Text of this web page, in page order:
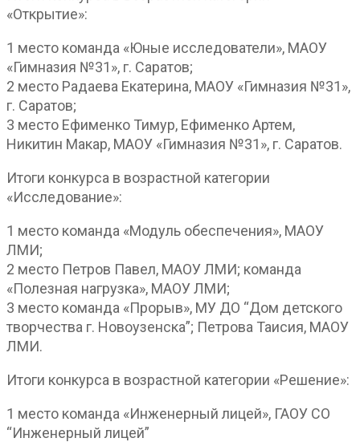
«Открытие»:
1 место команда «Юные исследователи», МАОУ
«Гимназия №31», г. Саратов;
2 место Радаева Екатерина, МАОУ «Гимназия №31»,
г. Саратов;
3 место Ефименко Тимур, Ефименко Артем,
Никитин Макар, МАОУ «Гимназия №31», г. Саратов.
Итоги конкурса в возрастной категории
«Исследование»:
1 место команда «Модуль обеспечения», МАОУ
ЛМИ;
2 место Петров Павел, МАОУ ЛМИ; команда
«Полезная нагрузка», МАОУ ЛМИ;
3 место команда «Прорыв», МУ ДО “Дом детского
творчества г. Новоузенска”; Петрова Таисия, МАОУ
ЛМИ.
Итоги конкурса в возрастной категории «Решение»:
1 место команда «Инженерный лицей», ГАОУ СО
“Инженерный лицей”